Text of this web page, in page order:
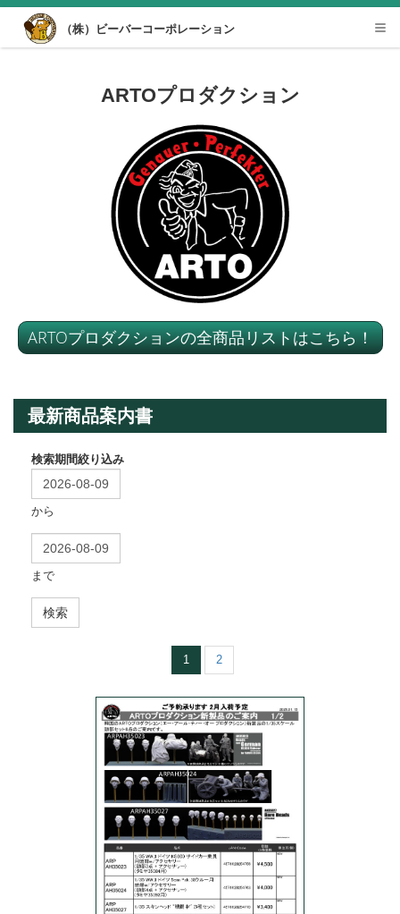
Desktop View
（株）ビーバーコーポレーション
ARTOプロダクション
ARTOプロダクションの全商品リストはこちら！
最新商品案内書
検索期間絞り込み
から
まで
検索
1 2